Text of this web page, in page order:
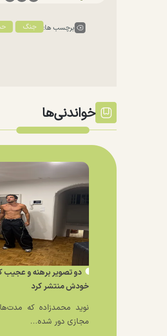
برچسب ها: جنگ
خواندنی‌ها
دو تصویر برهنه و عجیب
خودش منتشر کرد
نوید محمدزاده که
مجازی دور شده...